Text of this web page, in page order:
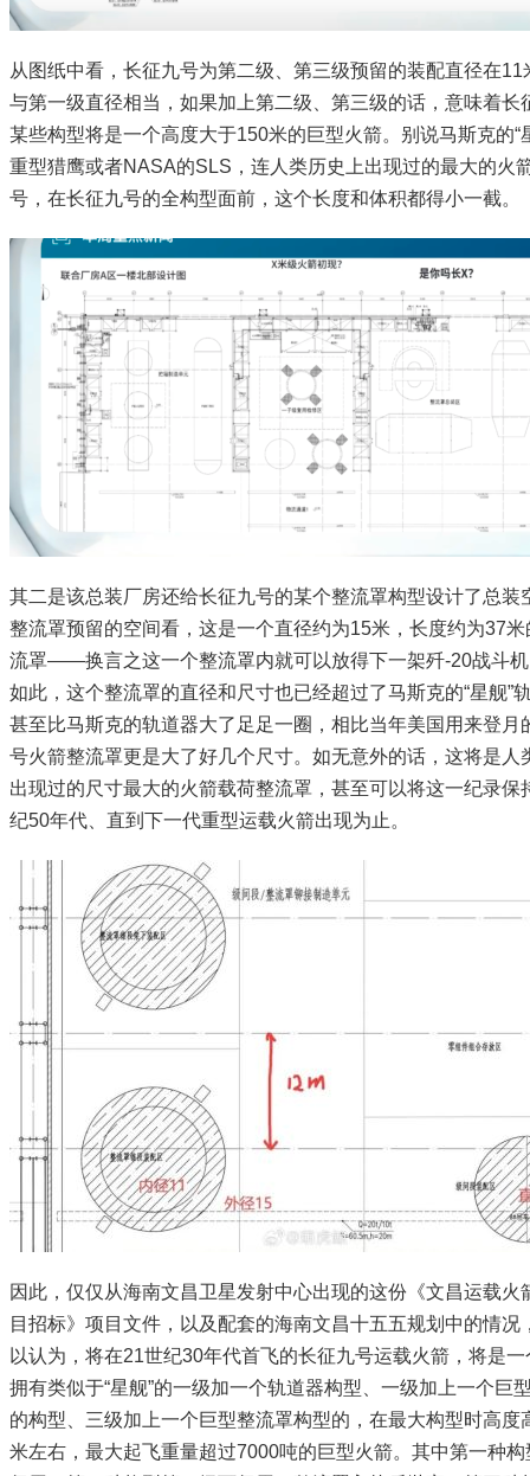
从图纸中看，长征九号为第二级、第三级预留的装配直径在11
与第一级直径相当，如果加上第二级、第三级的话，意味着长
某些构型将是一个高度大于150米的巨型火箭。别说马斯克的“
重型猎鹰或者NASA的SLS，连人类历史上出现过的最大的火
号，在长征九号的全构型面前，这个长度和体积都得小一截。
其二是该总装厂房还给长征九号的某个整流罩构型设计了总装
整流罩预留的空间看，这是一个直径约为15米，长度约为37米
流罩——换言之这一个整流罩内就可以放得下一架歼-20战斗
如此，这个整流罩的直径和尺寸也已经超过了马斯克的“星舰”
甚至比马斯克的轨道器大了足足一圈，相比当年美国用来登月
号火箭整流罩更是大了好几个尺寸。如无意外的话，这将是人
出现过的尺寸最大的火箭载荷整流罩，甚至可以将这一纪录保
纪50年代、直到下一代重型运载火箭出现为止。
因此，仅仅从海南文昌卫星发射中心出现的这份《文昌运载火
目招标》项目文件，以及配套的海南文昌十五五规划中的情况
以认为，将在21世纪30年代首飞的长征九号运载火箭，将是
拥有类似于“星舰”的一级加一个轨道器构型、一级加上一个巨
的构型、三级加上一个巨型整流罩构型的，在最大构型时高度
米左右，最大起飞重量超过7000吨的巨型火箭。其中第一种构